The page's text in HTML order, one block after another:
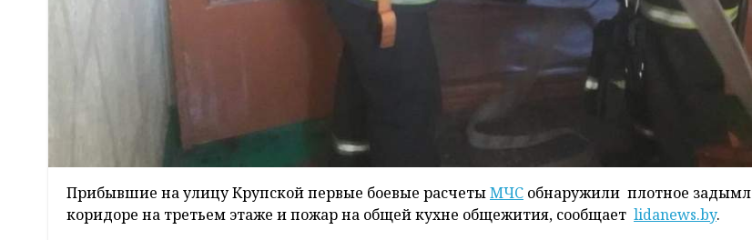
Прибывшие на улицу Крупской первые боевые расчетыМЧС обнаружили плотное
коридоре на третьем этаже и пожар на общей кухне общежития, сообщает lidanews.by.